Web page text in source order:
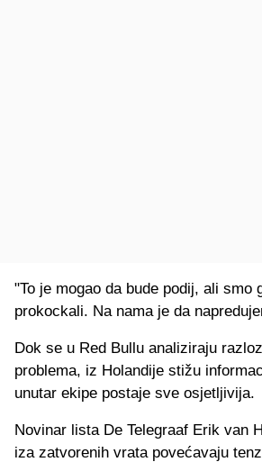
"To je mogao da bude podij, ali smo
prokockali. Na nama je da
Dok se u Red Bullu analiziraju
problema, iz Holandije stižu
unutar ekipe postaje sve osjetljivija.
Novinar lista De Telegraaf Erik van
iza zatvorenih vrata povećavaju